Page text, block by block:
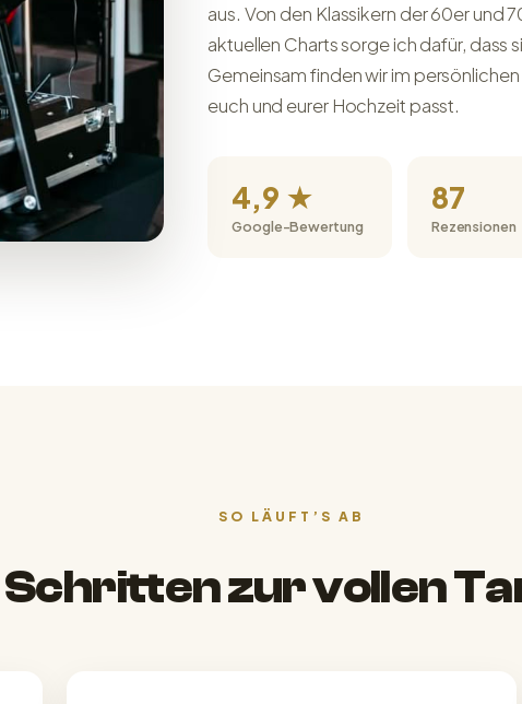
aus. Von den Klassikern der 60er und
aktuellen Charts sorge ich dafür, dass
Gemeinsam finden wir im
euch und eurer Hochzeit passt.
4,9 ★
Google-Bewertung
87
Rezensionen
SO LÄUFT’S AB
Schritten zur vollen